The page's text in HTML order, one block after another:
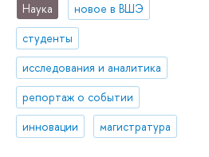
Наука
новое в ВШЭ
студенты
исследования и аналитика
репортаж о событии
инновации
магистратура